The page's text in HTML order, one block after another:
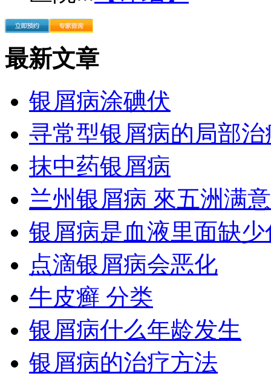
最新文章
银屑病涂碘伏
寻常型银屑病的局部治
抹中药银屑病
兰州银屑病 來五洲满意
银屑病是血液里面缺少
点滴银屑病会恶化
牛皮癣 分类
银屑病什么年龄发生
银屑病的治疗方法